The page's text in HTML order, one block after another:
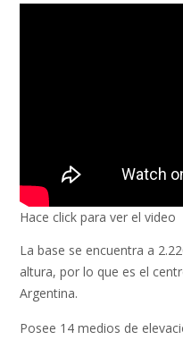
Hace click para ver el video
La base se encuentra a
altura, por lo que es el
Argentina.
Posee 14 medios de